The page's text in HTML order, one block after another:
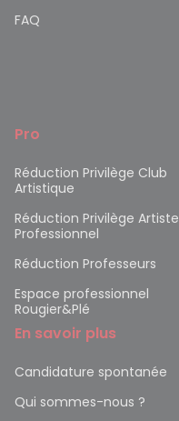
FAQ
Pro
Réduction Privilège Club
Artistique
Réduction Privilège Artiste
Professionnel
Réduction Professeurs
Espace professionnel
Rougier&Plé
En savoir plus
Candidature spontanée
Qui sommes-nous ?